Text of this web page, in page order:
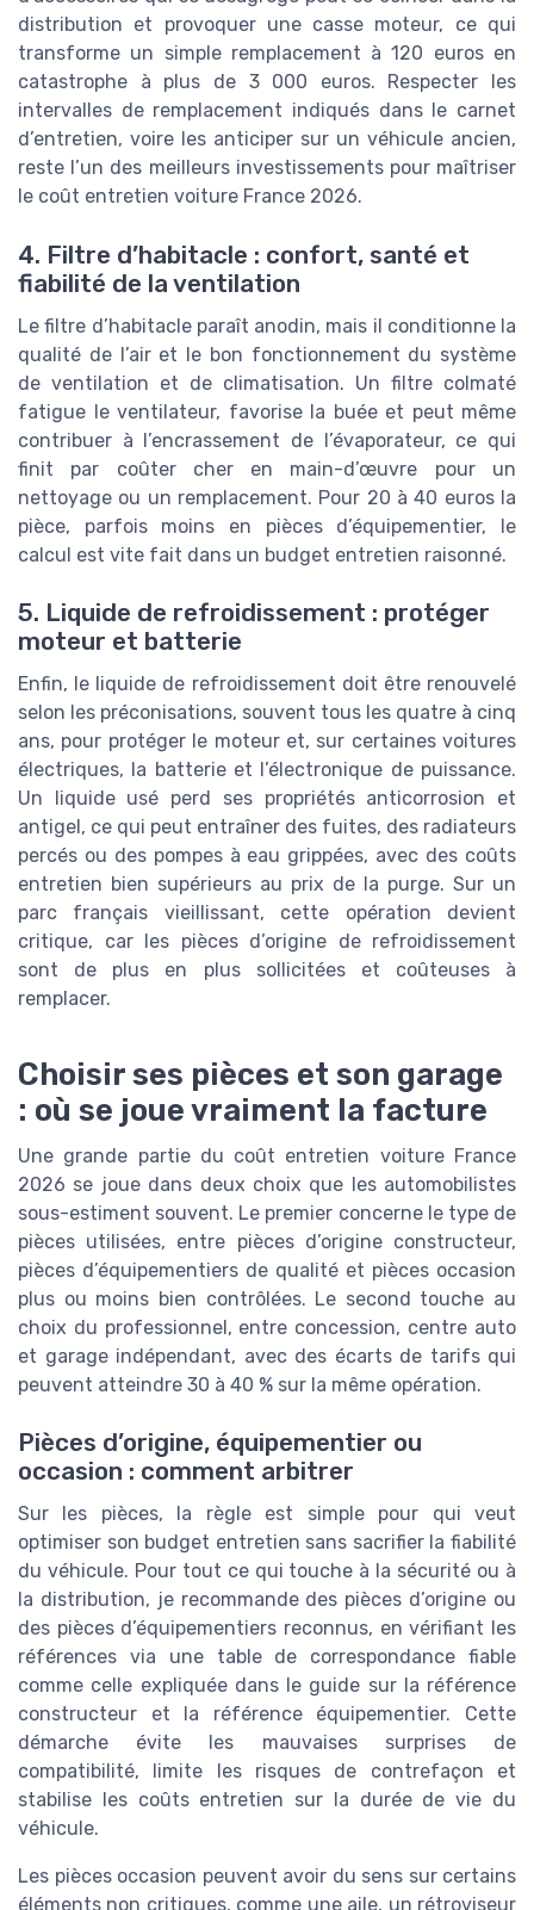
distribution et provoquer une casse moteur, ce qui
transforme un simple remplacement à 120 euros en
catastrophe à plus de 3 000 euros. Respecter les
intervalles de remplacement indiqués dans le carnet
d’entretien, voire les anticiper sur un véhicule ancien,
reste l’un des meilleurs investissements pour maîtriser
le coût entretien voiture France 2026.
4. Filtre d’habitacle : confort, santé et
fiabilité de la ventilation
Le filtre d’habitacle paraît anodin, mais il conditionne la
qualité de l’air et le bon fonctionnement du système
de ventilation et de climatisation. Un filtre colmaté
fatigue le ventilateur, favorise la buée et peut même
contribuer à l’encrassement de l’évaporateur, ce qui
finit par coûter cher en main-d’œuvre pour un
nettoyage ou un remplacement. Pour 20 à 40 euros la
pièce, parfois moins en pièces d’équipementier, le
calcul est vite fait dans un budget entretien raisonné.
5. Liquide de refroidissement : protéger
moteur et batterie
Enfin, le liquide de refroidissement doit être renouvelé
selon les préconisations, souvent tous les quatre à cinq
ans, pour protéger le moteur et, sur certaines voitures
électriques, la batterie et l’électronique de puissance.
Un liquide usé perd ses propriétés anticorrosion et
antigel, ce qui peut entraîner des fuites, des radiateurs
percés ou des pompes à eau grippées, avec des coûts
entretien bien supérieurs au prix de la purge. Sur un
parc français vieillissant, cette opération devient
critique, car les pièces d’origine de refroidissement
sont de plus en plus sollicitées et coûteuses à
remplacer.
Choisir ses pièces et son garage
: où se joue vraiment la facture
Une grande partie du coût entretien voiture France
2026 se joue dans deux choix que les automobilistes
sous-estiment souvent. Le premier concerne le type de
pièces utilisées, entre pièces d’origine constructeur,
pièces d’équipementiers de qualité et pièces occasion
plus ou moins bien contrôlées. Le second touche au
choix du professionnel, entre concession, centre auto
et garage indépendant, avec des écarts de tarifs qui
peuvent atteindre 30 à 40 % sur la même opération.
Pièces d’origine, équipementier ou
occasion : comment arbitrer
Sur les pièces, la règle est simple pour qui veut
optimiser son budget entretien sans sacrifier la fiabilité
du véhicule. Pour tout ce qui touche à la sécurité ou à
la distribution, je recommande des pièces d’origine ou
des pièces d’équipementiers reconnus, en vérifiant les
références via une table de correspondance fiable
comme celle expliquée dans le guide sur la référence
constructeur et la référence équipementier. Cette
démarche évite les mauvaises surprises de
compatibilité, limite les risques de contrefaçon et
stabilise les coûts entretien sur la durée de vie du
véhicule.
Les pièces occasion peuvent avoir du sens sur certains
éléments non critiques, comme une aile, un rétroviseur